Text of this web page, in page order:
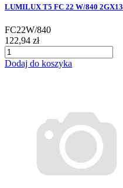
LUMILUX T5 FC 22 W/840 2GX13
FC22W/840
122,94 zł
Dodaj do koszyka